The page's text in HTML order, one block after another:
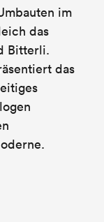
im
das
Bitterli.
das